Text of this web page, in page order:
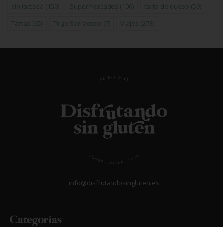
sin lactosa (150) Supermercados (100) tarta de queso (59)
Tartas (65) Trigo Sarraceno (7) Viajes (273)
info@disfrutandosingluten.es
Categorías